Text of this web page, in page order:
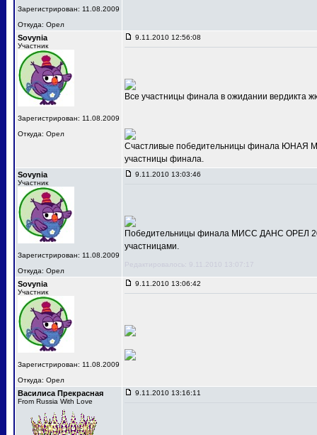
Зарегистрирован: 11.08.2009
Откуда: Орел
Sovynia
Участник
Зарегистрирован: 11.08.2009
Откуда: Орел
9.11.2010 12:56:08
Все участницы финала в ожидании вердикта
Счастливые победительницы финала ЮНАЯ
участницы финала.
Sovynia
Участник
Зарегистрирован: 11.08.2009
Откуда: Орел
9.11.2010 13:03:46
Победительницы финала МИСС ДАНС ОРЕЛ
участницами.
Редактировалось: 9.11.2010 13:07:17
Sovynia
Участник
Зарегистрирован: 11.08.2009
Откуда: Орел
9.11.2010 13:06:42
Василиса Прекрасная
From Russia With Love
9.11.2010 13:16:11